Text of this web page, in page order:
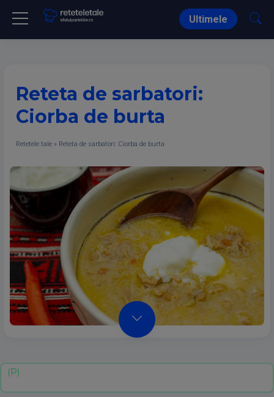
Ultimele
Reteta de sarbatori:
Ciorba de burta
Retetele tale » Reteta de sarbatori: Ciorba de burta